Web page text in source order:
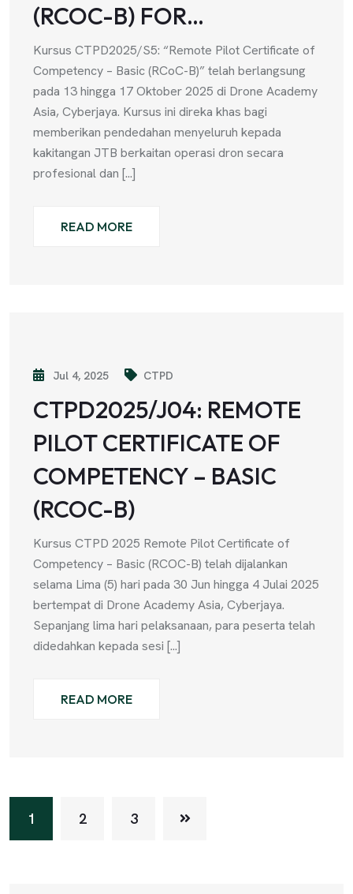
(RCOC-B) FOR…
Kursus CTPD2025/S5: “Remote Pilot Certificate of
Competency – Basic (RCoC-B)” telah berlangsung
pada 13 hingga 17 Oktober 2025 di Drone Academy
Asia, Cyberjaya. Kursus ini direka khas bagi
memberikan pendedahan menyeluruh kepada
kakitangan JTB berkaitan operasi dron secara
profesional dan [...]
READ MORE
Jul 4, 2025 CTPD
CTPD2025/J04: REMOTE
PILOT CERTIFICATE OF
COMPETENCY – BASIC
(RCOC-B)
Kursus CTPD 2025 Remote Pilot Certificate of
Competency – Basic (RCOC-B) telah dijalankan
selama Lima (5) hari pada 30 Jun hingga 4 Julai 2025
bertempat di Drone Academy Asia, Cyberjaya.
Sepanjang lima hari pelaksanaan, para peserta telah
didedahkan kepada sesi [...]
READ MORE
1 2 3